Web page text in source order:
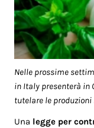
Nelle prossime
in Italy presenterà in
tutelare le
Una legge per